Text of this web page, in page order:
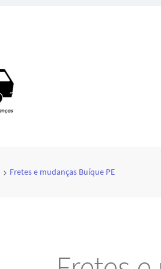
Fretes e mudanças Buíque PE